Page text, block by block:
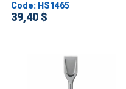
Code: HS1465
39,40 $